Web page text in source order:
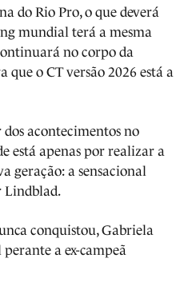
do Rio Pro, o que deverá
mundial terá a mesma
no corpo da
o CT versão 2026 está a
acontecimentos no
está apenas por realizar a
geração: a sensacional
Lindblad.
conquistou, Gabriela
a ex-campeã